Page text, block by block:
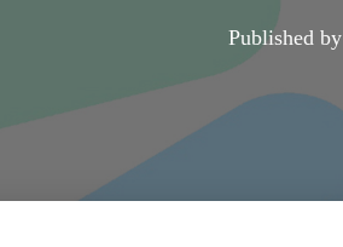
Published by